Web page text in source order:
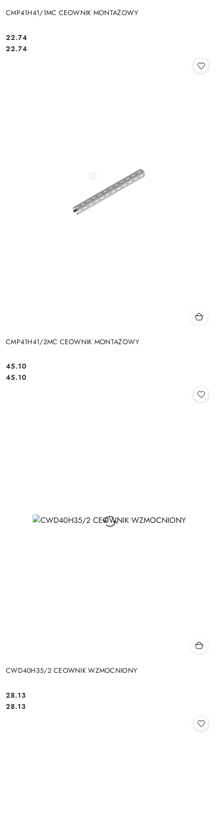
CMP41H41/1MC CEOWNIK MONTAŻOWY
Cena:
22.74
Cena:
22.74
CMP41H41/2MC CEOWNIK MONTAŻOWY
Cena:
45.10
Cena:
45.10
CWD40H35/2 CEOWNIK WZMOCNIONY
Cena:
28.13
Cena:
28.13